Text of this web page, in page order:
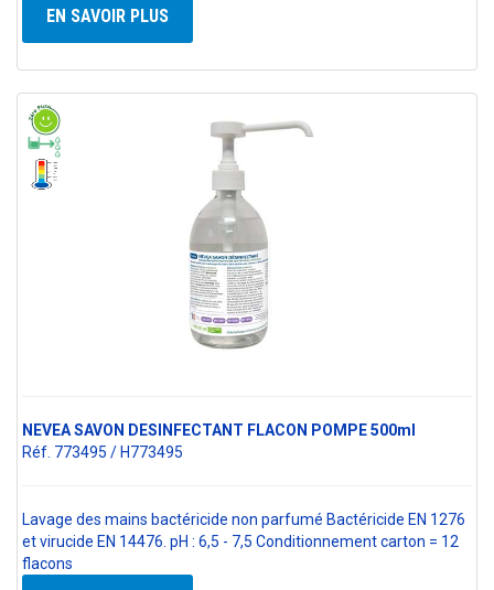
EN SAVOIR PLUS
NEVEA SAVON DESINFECTANT FLACON POMPE 500ml
Réf. 773495 / H773495
Lavage des mains bactéricide non parfumé Bactéricide EN 1276
et virucide EN 14476. pH : 6,5 - 7,5 Conditionnement carton = 12
flacons